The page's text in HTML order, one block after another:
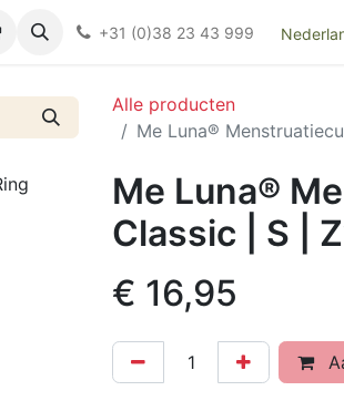
Kieswijzer nacht- en kraamverband
+31 (0)38 23 43 999
Alle producten
Me Luna®
Me Luna®
Classic | S |
€ 16,95